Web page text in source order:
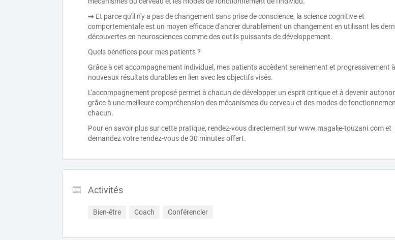
➡ Et parce qu'il n'y a pas de changement sans prise de conscience, la science cognitive et
comportementale est un moyen efficace d'ancrer durablement un changement en utilisant les
découvertes en neurosciences comme des outils puissants de développement.
Quels bénéfices pour mes patients ?
Grâce à cet accompagnement individuel, mes patients accèdent sereinement et progressivement
nouveaux résultats durables en lien avec les objectifs visés.
L'accompagnement proposé permet à chacun de développer un esprit critique et à devenir
grâce à une meilleure compréhension des mécanismes du cerveau et des modes de
chacun.
Pour en savoir plus sur cette pratique, rendez-vous directement sur www.magalie-touzani.com et
demandez votre rendez-vous de 30 minutes offert.
Activités
Bien-être Coach Conférencier